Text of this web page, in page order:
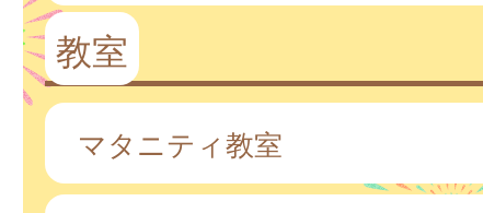
教室
マタニティ教室